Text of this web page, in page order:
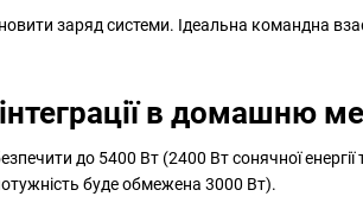
заряд системи. Ідеальна командна
в домашню
до 5400 Вт (2400 Вт сонячної енергії
буде обмежена 3000 Вт).